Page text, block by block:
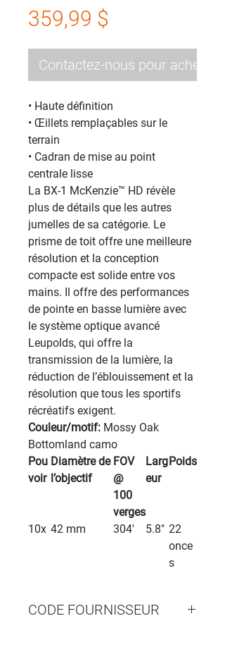
359,99 $
Contactez-nous pour acheter
• Haute définition
• Œillets remplaçables sur le
terrain
• Cadran de mise au point
centrale lisse
La BX-1 McKenzie™ HD révèle
plus de détails que les autres
jumelles de sa catégorie. Le
prisme de toit offre une meilleure
résolution et la conception
compacte est solide entre vos
mains. Il offre des performances
de pointe en basse lumière avec
le système optique avancé
Leupolds, qui offre la
transmission de la lumière, la
réduction de l’éblouissement et la
résolution que tous les sportifs
récréatifs exigent.
Couleur/motif: Mossy Oak
Bottomland camo
Pou
voir
Diamètre de
l’objectif
FOV
@
100
verges
Larg
eur
Poids
10x 42 mm 304' 5.8" 22
once
s
CODE FOURNISSEUR